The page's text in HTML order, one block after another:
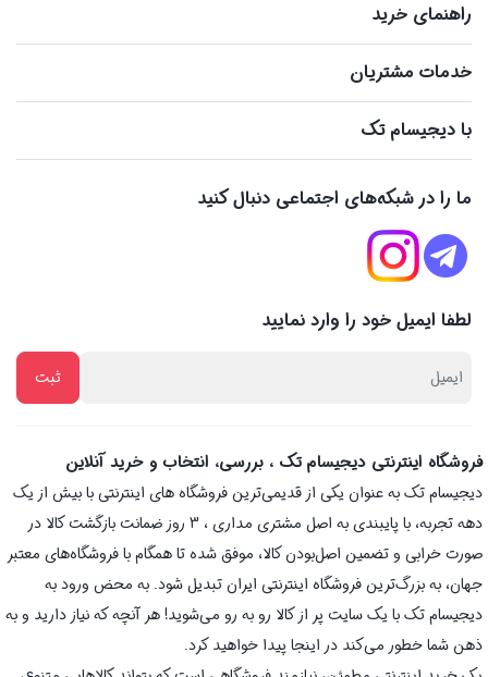
راهنمای خرید
خدمات مشتریان
با دیجیسام تک
ما را در شبکه‌های اجتماعی دنبال کنید
لطفا ایمیل خود را وارد نمایید
فروشگاه اینترنتی دیجیسام تک ، بررسی، انتخاب و خرید آنلاین
دیجیسام تک به عنوان یکی از قدیمی‌ترین فروشگاه های اینترنتی با بیش از یک
دهه تجربه، با پایبندی به اصل مشتری مداری ، 3 روز ضمانت بازگشت کالا در
صورت خرابی و تضمین اصل‌بودن کالا، موفق شده تا همگام با فروشگاه‌های معتبر
جهان، به بزرگ‌ترین فروشگاه اینترنتی ایران تبدیل شود. به محض ورود به
دیجیسام تک با یک سایت پر از کالا رو به رو می‌شوید! هر آنچه که نیاز دارید و به
ذهن شما خطور می‌کند در اینجا پیدا خواهید کرد.